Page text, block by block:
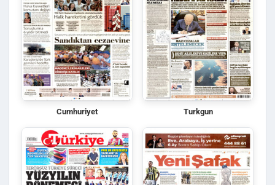
Cumhuriyet Turkgun